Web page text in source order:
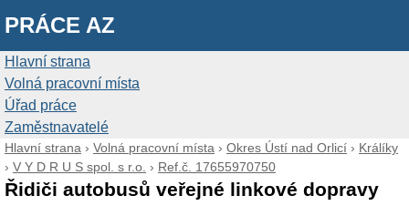
PRÁCE AZ
Hlavní strana
Volná pracovní místa
Úřad práce
Zaměstnavatelé
Hlavní strana › Volná pracovní místa › Okres Ústí nad Orlicí › Králíky
› V Y D R U S spol. s r.o. › Ref.č. 17655970750
Řidiči autobusů veřejné linkové dopravy